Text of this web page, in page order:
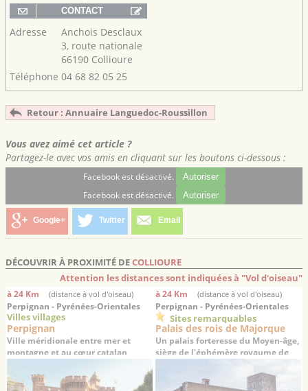
Adresse
Anchois Desclaux
3, route nationale
66190 Collioure
Téléphone 04 68 82 05 25
Retour : Annuaire Languedoc-Roussillon
Vous avez aimé cet article ?
Partagez-le avec vos amis en cliquant sur les boutons ci-dessous :
Facebook est désactivé. Autoriser
Facebook est désactivé. Autoriser
Google+ Twitter Email
DÉCOUVRIR À PROXIMITÉ DECOLLIOURE
Attention les distances sont indiquées à "Vol d'oiseau"
à 24 Km (distance à vol d'oiseau)
Perpignan - Pyrénées-Orientales
Villes villages
Perpignan
Ville méridionale entre mer et
montagne et au cœur catalan
à 24 Km (distance à vol d'oiseau)
Perpignan - Pyrénées-Orientales
Sites remarquables
Palais des rois de Majorque
Un palais forteresse du Moyen-âge,
siège de l'éphémère royaume de